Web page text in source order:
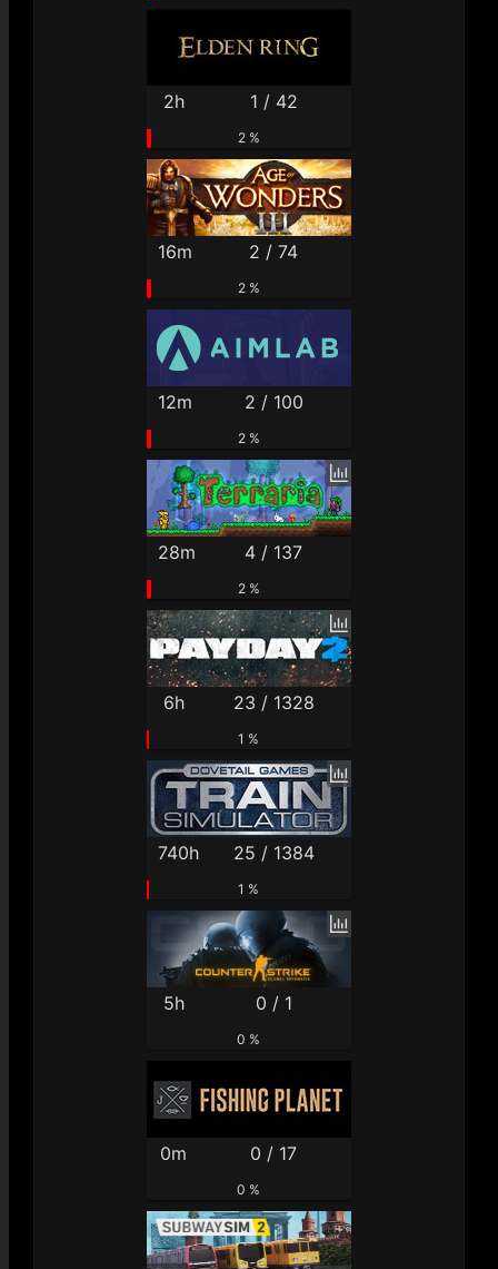
2h 1 / 42
2 %
16m 2 / 74
2 %
12m 2 / 100
2 %
28m 4 / 137
2 %
6h 23 / 1328
1 %
740h 25 / 1384
1 %
5h 0 / 1
0 %
0m 0 / 17
0 %